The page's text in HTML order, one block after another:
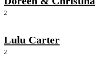
2
Lulu Carter
2